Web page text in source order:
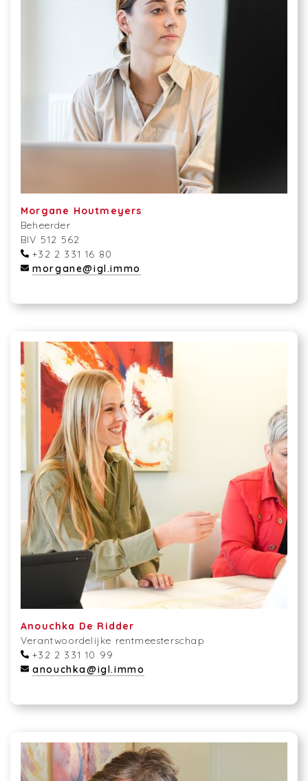
Morgane Houtmeyers
Beheerder
BIV 512 562
+32 2 331 16 80
morgane@igl.immo
Anouchka De Ridder
Verantwoordelijke rentmeesterschap
+32 2 331 10 99
anouchka@igl.immo